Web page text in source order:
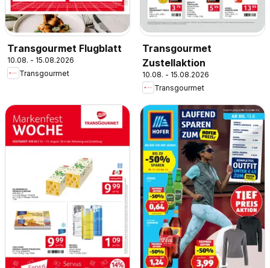
Transgourmet Flugblatt
10.08. - 15.08.2026
Transgourmet
Transgourmet
Zustellaktion
10.08. - 15.08.2026
Transgourmet